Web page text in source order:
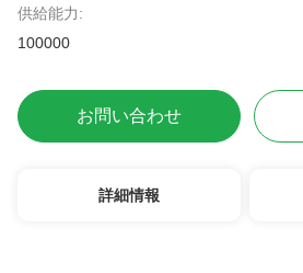
供給能力:
100000
お問い合わせ
詳細情報